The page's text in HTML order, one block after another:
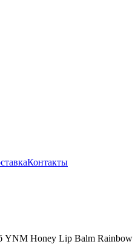
Контакты
YNM Honey Lip Balm Rainbow